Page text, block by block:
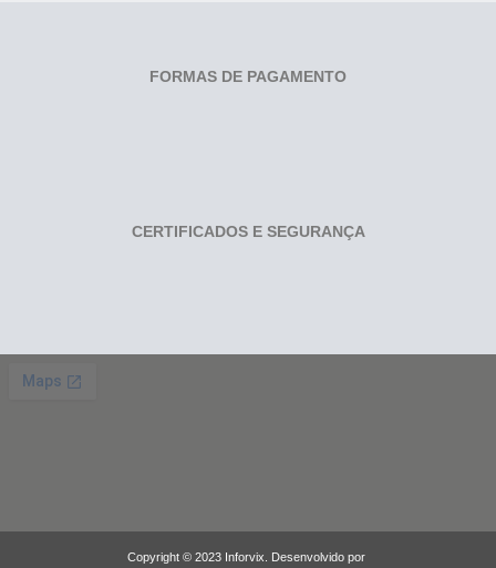
FORMAS DE PAGAMENTO
CERTIFICADOS E SEGURANÇA
Copyright © 2023 Inforvix. Desenvolvido por